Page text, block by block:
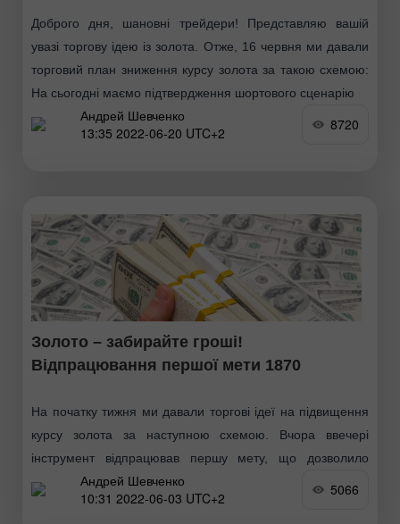
Доброго дня, шановні трейдери! Представляю вашій
увазі торгову ідею із золота. Отже, 16 червня ми давали
торговий план зниження курсу золота за такою схемою:
На сьогодні маємо підтвердження шортового сценарію
Андрей Шевченко
13:35 2022-06-20 UTC+2
8720
Золото – забирайте гроші!
Відпрацювання першої мети 1870
На початку тижня ми давали торгові ідеї на підвищення
курсу золота за наступною схемою. Вчора ввечері
інструмент відпрацював першу мету, що дозволило
зафіксувати перший прибуток. Середній прохід становив
близько 4000п
Андрей Шевченко
10:31 2022-06-03 UTC+2
5066